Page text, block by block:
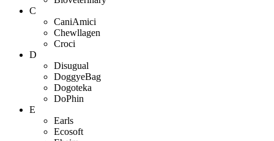
C
CaniAmici
Chewllagen
Croci
D
Disugual
DoggyeBag
Dogoteka
DoPhin
E
Earls
Ecosoft